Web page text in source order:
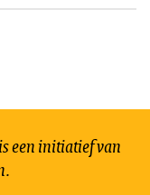
een initiatief van